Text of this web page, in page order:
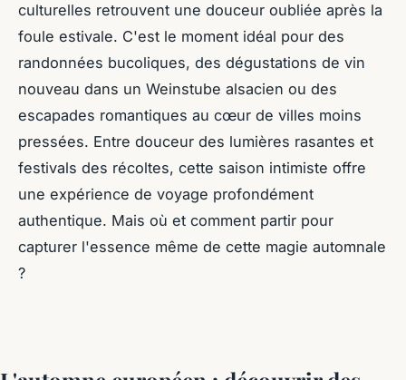
culturelles retrouvent une douceur oubliée après la
foule estivale. C'est le moment idéal pour des
randonnées bucoliques, des dégustations de vin
nouveau dans un Weinstube alsacien ou des
escapades romantiques au cœur de villes moins
pressées. Entre douceur des lumières rasantes et
festivals des récoltes, cette saison intimiste offre
une expérience de voyage profondément
authentique. Mais où et comment partir pour
capturer l'essence même de cette magie automnale
?